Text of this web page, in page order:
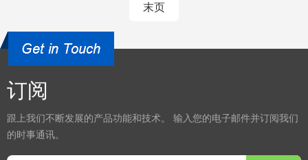
末页
订阅
跟上我们不断发展的产品功能和技术。 输入您的电子邮件并订阅我们
的时事通讯。